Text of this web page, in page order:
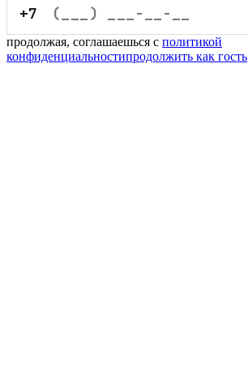
+7
продолжая, соглашаешься с политикой
конфиденциальностипродолжить как гость